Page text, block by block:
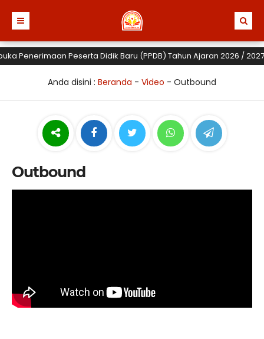
Penerimaan Peserta Didik Baru (PPDB) Tahun Ajaran 2026 /
Anda disini : Beranda - Video - Outbound
Outbound